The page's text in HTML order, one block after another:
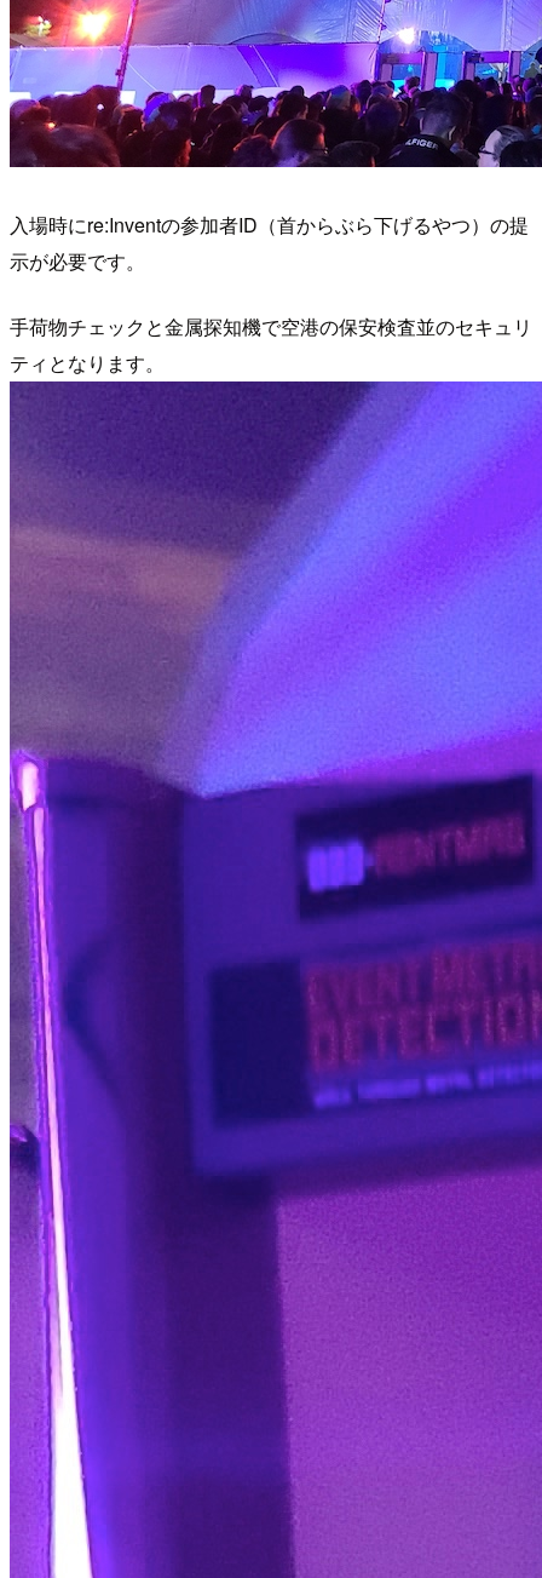
入場時にre:Inventの参加者ID（首からぶら下げるやつ）の提
示が必要です。
手荷物チェックと金属探知機で空港の保安検査並のセキュリ
ティとなります。